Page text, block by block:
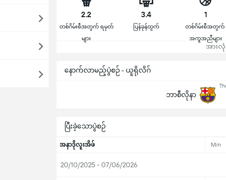
2.2
တစ်ဂိမ်းစီအတွက် ရမှတ်
များ
3.4
ပြန်ခုန်ထွက်
1
တစ်ဂိမ်းစီအတွက်
အကူအညီများ
အားလုံ
နောက်လာမည့်ပွဲစဉ် - ယူရိုလိဂ်
ဘာစီလိုနာ
ပြီးခဲ့သောပွဲစဉ်
အနာဒိုလူးအိဖ် Min
20/10/2025 - 07/06/2026